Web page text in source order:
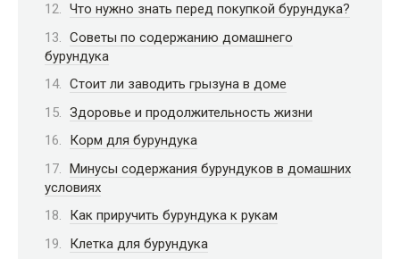
Что нужно знать перед покупкой бурундука?
Советы по содержанию домашнего
бурундука
Стоит ли заводить грызуна в доме
Здоровье и продолжительность жизни
Корм для бурундука
Минусы содержания бурундуков в домашних
условиях
Как приручить бурундука к рукам
Клетка для бурундука